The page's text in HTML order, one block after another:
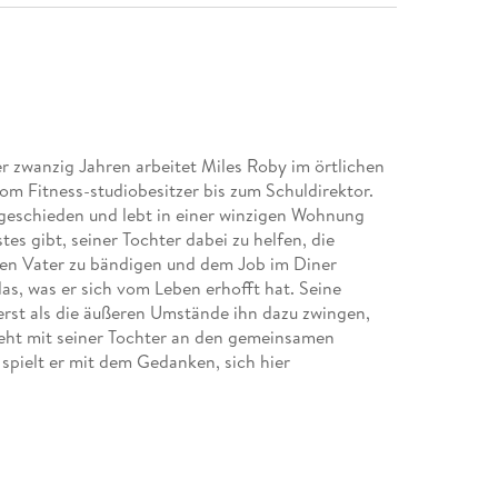
zwanzig Jahren arbeitet Miles Roby im örtlichen
Fitness-studiobesitzer bis zum Schuldirektor.
und lebt in einer winzigen Wohnung
gibt, seiner Tochter dabei zu helfen, die
Vater zu bändigen und dem Job im Diner
was er sich vom Leben erhofft hat. Seine
als die äußeren Umstände ihn dazu zwingen,
mit seiner Tochter an den gemeinsamen
er mit dem Gedanken, sich hier